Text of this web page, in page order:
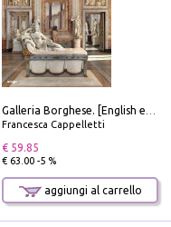
Galleria Borghese. [English edition]
Francesca Cappelletti
€ 59.85
€ 63.00 -5 %
aggiungi al carrello